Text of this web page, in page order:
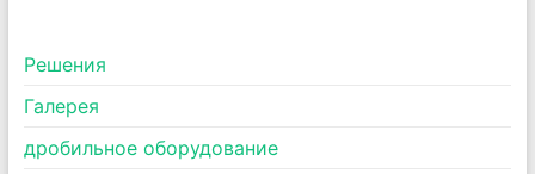
Pешения
Галерея
дробильное оборудование